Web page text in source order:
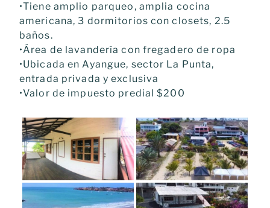
•Tiene amplio parqueo, amplia cocina
americana, 3 dormitorios con closets, 2.5
baños.
•Área de lavandería con fregadero de ropa
•Ubicada en Ayangue, sector La Punta,
entrada privada y exclusiva
•Valor de impuesto predial $200